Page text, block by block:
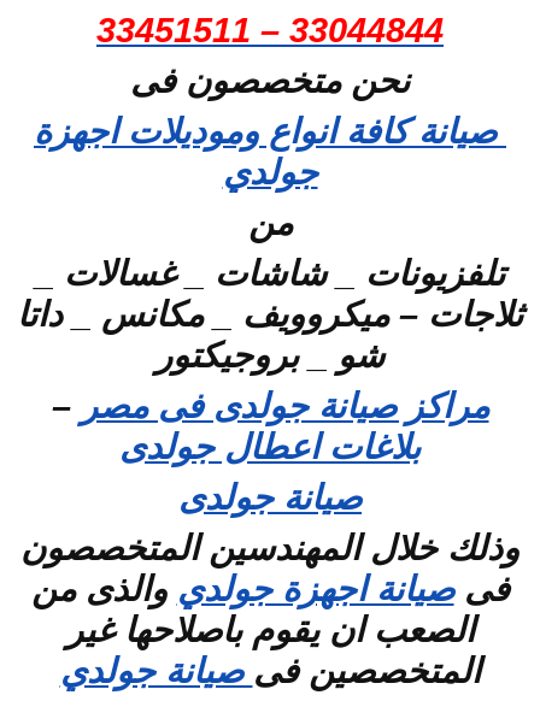
33044844 – 33451511
نحن متخصصون فى
صيانة كافة انواع وموديلات اجهزة
جولدي
من
تلفزيونات _ شاشات _ غسالات _
ثلاجات – ميكروويف _ مكانس _ داتا
شو _ بروجيكتور
مراكز صيانة جولدى فى مصر –
بلاغات اعطال جولدى
صيانة جولدى
وذلك خلال المهندسين المتخصصون
فىصيانة اجهزة جولدي والذى من
الصعب ان يقوم باصلاحها غير
المتخصصين فى صيانة جولدي